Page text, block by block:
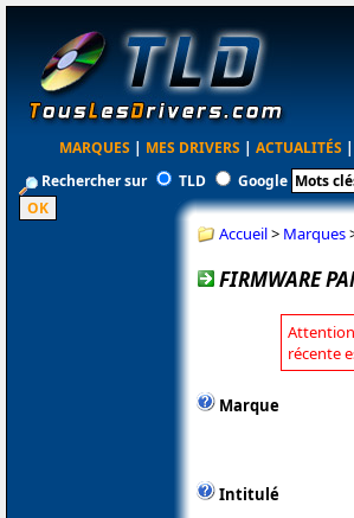
MARQUES | MES DRIVERS | ACTUALITÉS |
Rechercher sur
TLD Google
Accueil> Marques
FIRMWARE
récente
Marque
Intitulé